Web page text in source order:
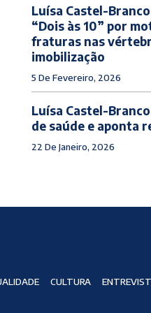
Luísa Castel-
“Dois às 10” por
fraturas nas
imobilização
5 De Fevereiro, 2026
Luísa Castel-
de saúde e aponta
22 De Janeiro, 2026
CULTURA